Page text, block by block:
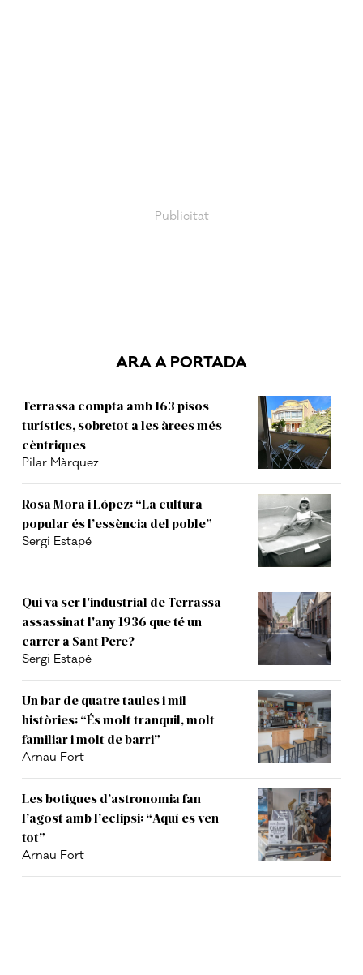
ARA A PORTADA
Terrassa compta amb 163 pisos
turístics, sobretot a les àrees més
cèntriques
Pilar Màrquez
Rosa Mora i López: “La cultura
popular és l’essència del poble”
Sergi Estapé
Qui va ser l'industrial de Terrassa
assassinat l'any 1936 que té un
carrer a Sant Pere?
Sergi Estapé
Un bar de quatre taules i mil
històries: “És molt tranquil, molt
familiar i molt de barri”
Arnau Fort
Les botigues d’astronomia fan
l’agost amb l’eclipsi: “Aquí es ven
tot”
Arnau Fort